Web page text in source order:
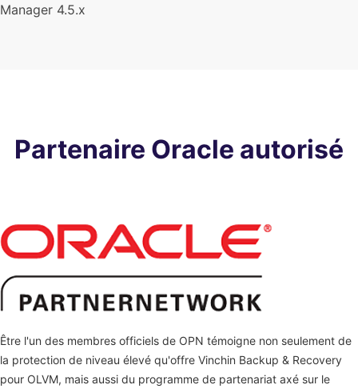
Manager 4.5.x
Partenaire Oracle autorisé
Être l'un des membres officiels de OPN témoigne non seulement de
la protection de niveau élevé qu'offre Vinchin Backup & Recovery
pour OLVM, mais aussi du programme de partenariat axé sur le